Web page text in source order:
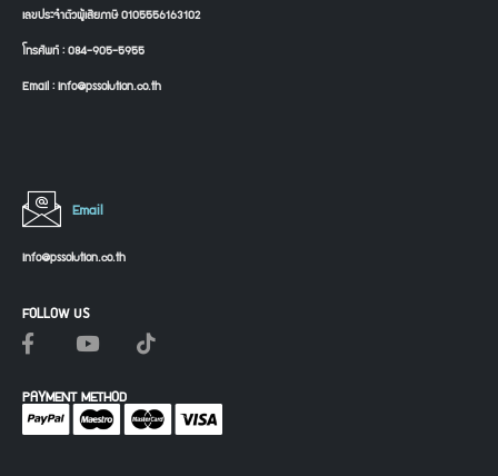
เลขประจำตัวผู้เสียภาษี 0105556163102
โทรศัพท์ : 084-905-5955
Email : info@pssolution.co.th
Email
info@pssolution.co.th
FOLLOW US
PAYMENT METHOD